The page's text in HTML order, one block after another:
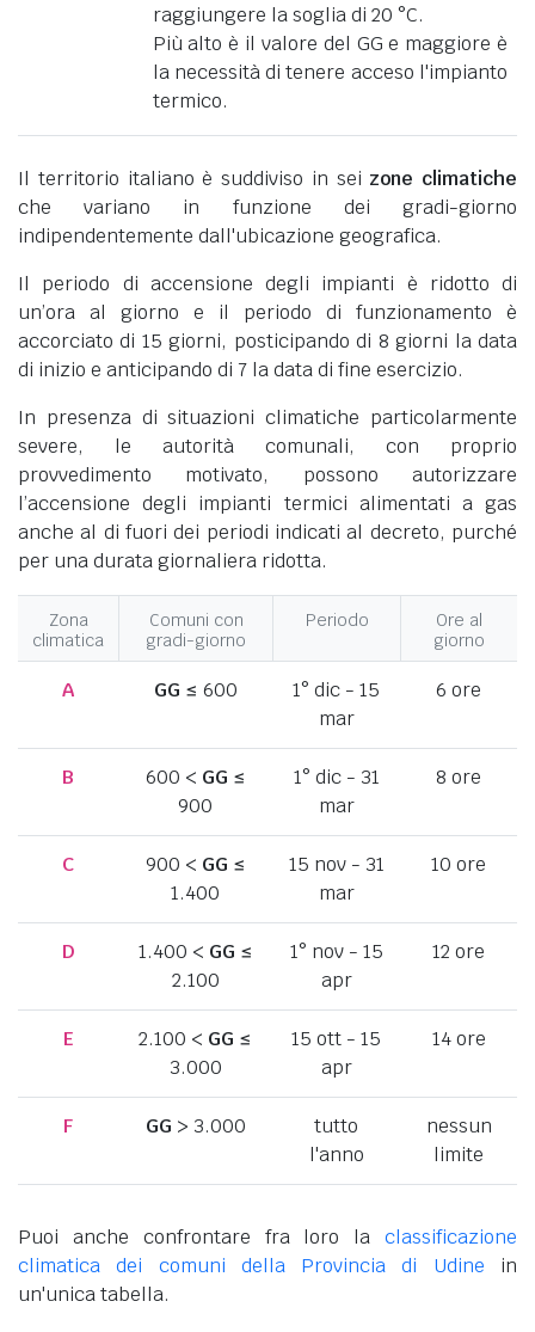
raggiungere la soglia di 20 °C.
Più alto è il valore del GG e maggiore è
la necessità di tenere acceso l'impianto
termico.
Il territorio italiano è suddiviso in sei zone climatiche
che variano in funzione dei gradi-giorno
indipendentemente dall'ubicazione geografica.
Il periodo di accensione degli impianti è ridotto di
un’ora al giorno e il periodo di funzionamento è
accorciato di 15 giorni, posticipando di 8 giorni la data
di inizio e anticipando di 7 la data di fine esercizio.
In presenza di situazioni climatiche particolarmente
severe, le autorità comunali, con proprio
provvedimento motivato, possono autorizzare
l’accensione degli impianti termici alimentati a gas
anche al di fuori dei periodi indicati al decreto, purché
per una durata giornaliera ridotta.
Zona
climatica
Comuni con
gradi-giorno
Periodo
Ore al
giorno
A GG ≤ 600
1° dic - 15
mar
6 ore
B 600 < GG ≤
900
1° dic - 31
mar
8 ore
C 900 < GG ≤
1.400
15 nov - 31
mar
10 ore
D 1.400 < GG ≤
2.100
1° nov - 15
apr
12 ore
E 2.100 < GG ≤
3.000
15 ott - 15
apr
14 ore
F GG > 3.000
tutto
l'anno
nessun
limite
Puoi anche confrontare fra loro la classificazione
climatica dei comuni della Provincia di Udine in
un'unica tabella.